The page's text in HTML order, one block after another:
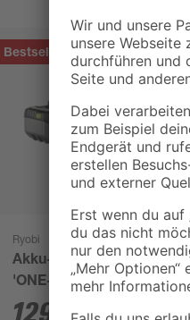
Bestseller
Ryobi
Akku-Starter-Set
'ONE+ HP RC18120-
150X' 18 V 5,0 Ah mit
99